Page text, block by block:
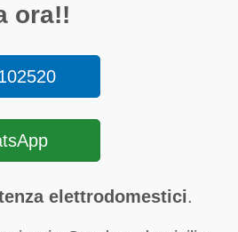
ora!!
elettrodomestici.